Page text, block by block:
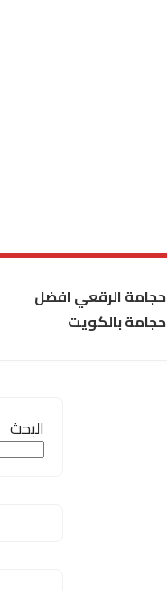
حجامة الرقعي افضل
حجامة بالكويت
البحث